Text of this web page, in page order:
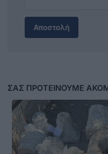
Αποστολή
ΣΑΣ ΠΡΟΤΕΙΝΟΥΜΕ